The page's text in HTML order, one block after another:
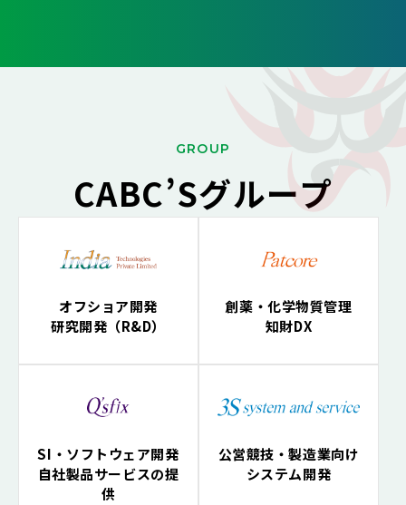
GROUP
CABC’Sグループ
オフショア開発
研究開発（R&D）
創薬・化学物質管理
知財DX
SI・ソフトウェア開発
自社製品サービスの提
供
公営競技・製造業向け
システム開発